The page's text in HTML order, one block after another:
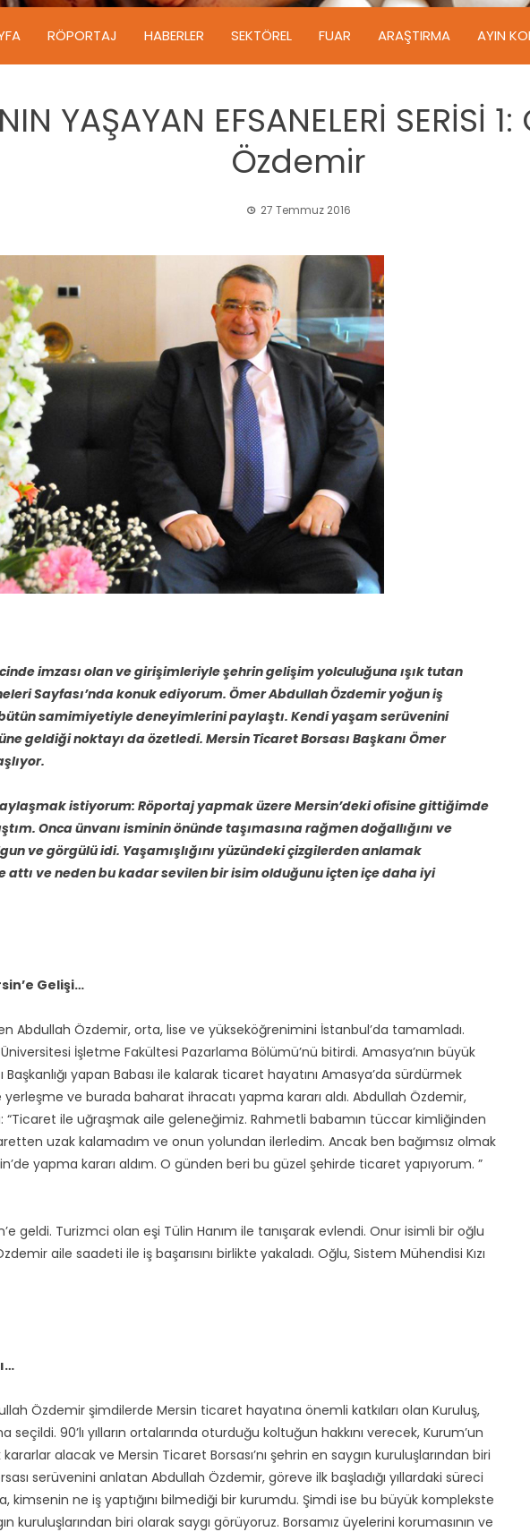
RÖPORTAJ HABERLER SEKTÖREL FUAR ARAŞTIRMA AYIN
YAŞAYAN EFSANELERİ
Özdemir
27 Temmuz 2016
imzası olan ve girişimleriyle şehrin gelişim yolculuğuna ışık tutan
Sayfası’nda konuk ediyorum. Ömer Abdullah Özdemir yoğun iş
samimiyetiyle deneyimlerini paylaştı. Kendi yaşam serüvenini
geldiği noktayı da özetledi. Mersin Ticaret Borsası Başkanı Ömer
istiyorum: Röportaj yapmak üzere Mersin’deki ofisine gittiğimde
Onca ünvanı isminin önünde taşımasına rağmen doğallığını ve
ve görgülü idi. Yaşamışlığını yüzündeki çizgilerden anlamak
attı ve neden bu kadar sevilen bir isim olduğunu içten içe daha iyi
Gelişi…
Abdullah Özdemir, orta, lise ve yükseköğrenimini İstanbul’da tamamladı.
İşletme Fakültesi Pazarlama Bölümü’nü bitirdi. Amasya’nın büyük
yapan Babası ile kalarak ticaret hayatını Amasya’da sürdürmek
yerleşme ve burada baharat ihracatı yapma kararı aldı. Abdullah Özdemir,
“Ticaret ile uğraşmak aile geleneğimiz. Rahmetli babamın tüccar kimliğinden
uzak kalamadım ve onun yolundan ilerledim. Ancak ben bağımsız olmak
yapma kararı aldım. O günden beri bu güzel şehirde ticaret yapıyorum. ”
geldi. Turizmci olan eşi Tülin Hanım ile tanışarak evlendi. Onur isimli bir oğlu
aile saadeti ile iş başarısını birlikte yakaladı. Oğlu, Sistem Mühendisi Kızı
Özdemir şimdilerde Mersin ticaret hayatına önemli katkıları olan Kuruluş,
seçildi. 90’lı yılların ortalarında oturduğu koltuğun hakkını verecek, Kurum’un
alacak ve Mersin Ticaret Borsası’nı şehrin en saygın kuruluşlarından biri
serüvenini anlatan Abdullah Özdemir, göreve ilk başladığı yıllardaki süreci
kimsenin ne iş yaptığını bilmediği bir kurumdu. Şimdi ise bu büyük komplekste
kuruluşlarından biri olarak saygı görüyoruz. Borsamız üyelerini korumasının ve